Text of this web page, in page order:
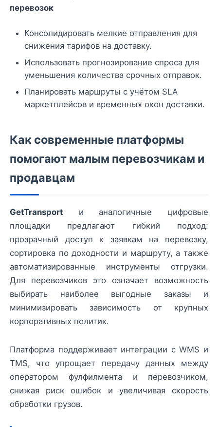
перевозок
Консолидировать мелкие отправления для
снижения тарифов на доставку.
Использовать прогнозирование спроса для
уменьшения количества срочных отправок.
Планировать маршруты с учётом SLA
маркетплейсов и временных окон доставки.
Как современные платформы
помогают малым перевозчикам и
продавцам
GetTransport и аналогичные цифровые
площадки предлагают гибкий подход:
прозрачный доступ к заявкам на перевозку,
сортировка по доходности и маршруту, а также
автоматизированные инструменты отгрузки.
Для перевозчиков это означает возможность
выбирать наиболее выгодные заказы и
минимизировать зависимость от крупных
корпоративных политик.
Платформа поддерживает интеграции с WMS и
TMS, что упрощает передачу данных между
оператором фулфилмента и перевозчиком,
снижая риск ошибок и увеличивая скорость
обработки грузов.